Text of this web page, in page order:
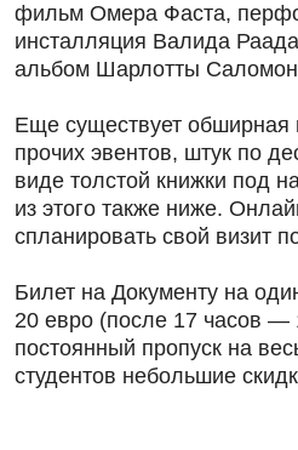
фильм Омера Фаста,
инсталляция Валида
альбом Шарлотты Саломон
Еще существует
прочих эвентов, штук по
виде толстой книжки под
из этого также ниже.
спланировать свой визит
Билет на Документу на
20 евро (после 17 часов
постоянный пропуск на
студентов небольшие